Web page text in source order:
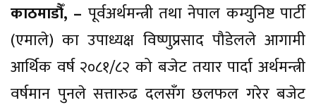
काठमाडौँ, – पूर्वअर्थमन्त्री तथा नेपाल कम्युनिष्ट पार्टी
(एमाले) का उपाध्यक्ष विष्णुप्रसाद पौडेलले आगामी
आर्थिक वर्ष २०८१/८२ को बजेट तयार पार्दा अर्थमन्त्री
वर्षमान पुनले सत्तारुढ दलसँग छलफल गरेर बजेट